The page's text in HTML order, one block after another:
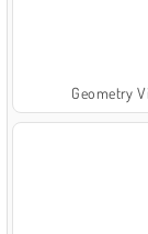
Geometry